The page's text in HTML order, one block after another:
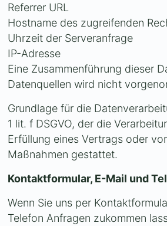
Referrer URL
Hostname des zugreifenden
Uhrzeit der Serveranfrage
IP-Adresse
Eine Zusammenführung dieser
Datenquellen wird nicht
Grundlage für die
1 lit. f DSGVO, der die
Erfüllung eines Vertrags oder
Maßnahmen gestattet.
Kontaktformular, E-Mail und
Wenn Sie uns per
Telefon Anfragen zukommen